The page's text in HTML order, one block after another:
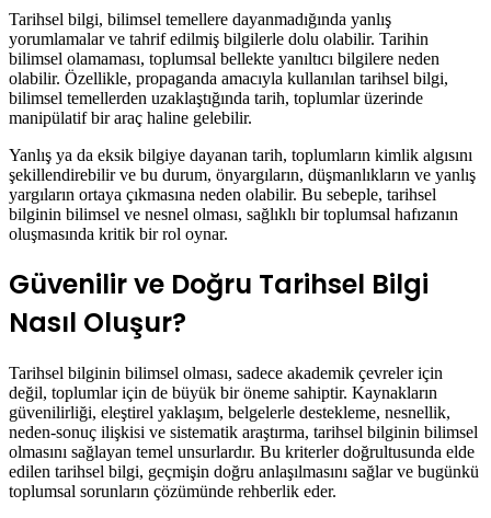
Tarihsel bilgi, bilimsel temellere dayanmadığında yanlış
yorumlamalar ve tahrif edilmiş bilgilerle dolu olabilir. Tarihin
bilimsel olamaması, toplumsal bellekte yanıltıcı bilgilere neden
olabilir. Özellikle, propaganda amacıyla kullanılan tarihsel bilgi,
bilimsel temellerden uzaklaştığında tarih, toplumlar üzerinde
manipülatif bir araç haline gelebilir.
Yanlış ya da eksik bilgiye dayanan tarih, toplumların kimlik algısını
şekillendirebilir ve bu durum, önyargıların, düşmanlıkların ve yanlış
yargıların ortaya çıkmasına neden olabilir. Bu sebeple, tarihsel
bilginin bilimsel ve nesnel olması, sağlıklı bir toplumsal hafızanın
oluşmasında kritik bir rol oynar.
Güvenilir ve Doğru Tarihsel Bilgi
Nasıl Oluşur?
Tarihsel bilginin bilimsel olması, sadece akademik çevreler için
değil, toplumlar için de büyük bir öneme sahiptir. Kaynakların
güvenilirliği, eleştirel yaklaşım, belgelerle destekleme, nesnellik,
neden-sonuç ilişkisi ve sistematik araştırma, tarihsel bilginin bilimsel
olmasını sağlayan temel unsurlardır. Bu kriterler doğrultusunda elde
edilen tarihsel bilgi, geçmişin doğru anlaşılmasını sağlar ve bugünkü
toplumsal sorunların çözümünde rehberlik eder.